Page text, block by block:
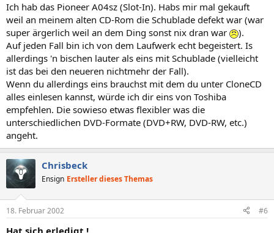
Ich hab das Pioneer A04sz (Slot-In). Habs mir mal gekauft
weil an meinem alten CD-Rom die Schublade defekt war (war
super ärgerlich weil an dem Ding sonst nix dran war
).
Auf jeden Fall bin ich von dem Laufwerk echt begeistert. Is
allerdings 'n bischen lauter als eins mit Schublade (vielleicht
ist das bei den neueren nichtmehr der Fall).
Wenn du allerdings eins brauchst mit dem du unter CloneCD
alles einlesen kannst, würde ich dir eins von Toshiba
empfehlen. Die sowieso etwas flexibler was die
unterschiedlichen DVD-Formate (DVD+RW, DVD-RW, etc.)
angeht.
Chrisbeck
Ensign Ersteller dieses Themas
18. Februar 2002 #6
Hat sich erledigt !